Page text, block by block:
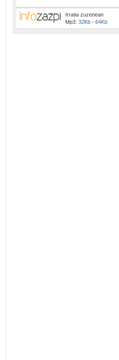
Irratia zuzenean
Mp3:32Kb-64Kb